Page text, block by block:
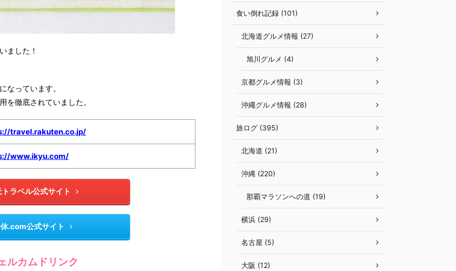
ました！
なっています。
を徹底されていました。
travel.rakuten.co.jp/
www.ikyu.com/
ラベル公式サイト
.com公式サイト
ルカムドリンク
食い倒れ記録 (101)
北海道グルメ情報 (27)
旭川グルメ (4)
京都グルメ情報 (3)
沖繩グルメ情報 (28)
旅ログ (395)
北海道 (21)
沖縄 (220)
那覇マラソンへの道 (19)
横浜 (29)
名古屋 (5)
大阪 (12)